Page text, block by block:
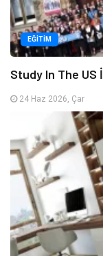
EĞITIM
Study In The US
24 Haz 2026, Çar